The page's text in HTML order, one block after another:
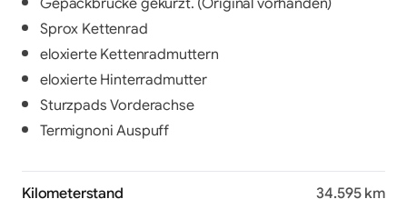
Sprox Kettenrad
eloxierte Kettenradmuttern
eloxierte Hinterradmutter
Sturzpads Vorderachse
Termignoni Auspuff
Kilometerstand
34.595 km